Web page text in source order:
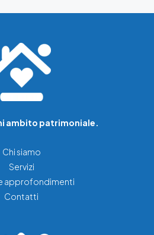
ambito patrimoniale.
Chi siamo
Servizi
approfondimenti
Contatti